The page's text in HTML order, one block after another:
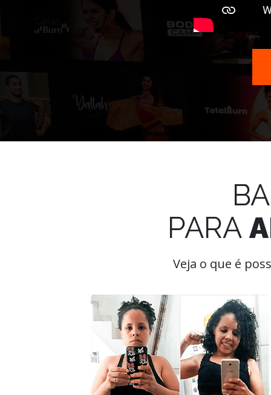
PARA
Veja o que é